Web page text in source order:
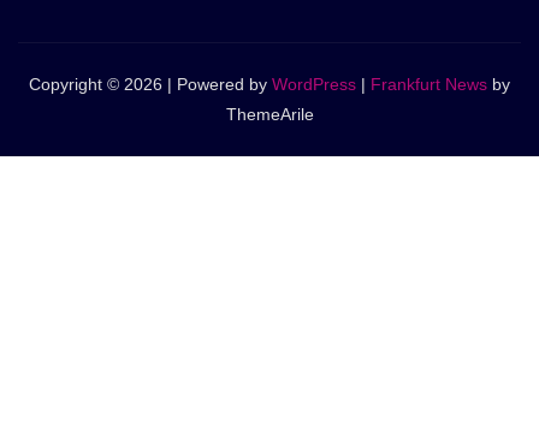
Copyright © 2026 | Powered by WordPress | Frankfurt News by
ThemeArile